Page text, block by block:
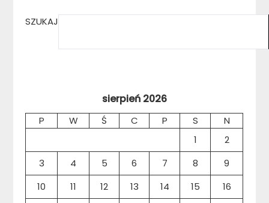
SZUKAJ
sierpień 2026
P W Ś C P S
N
1
2
3
4 5 6 7 8
9
10
11 12 13 14 15
16